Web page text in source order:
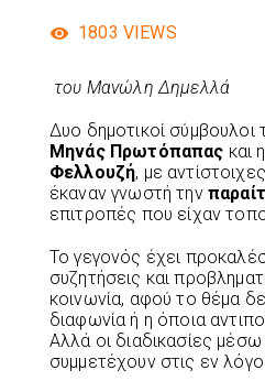
1803 VIEWS
του Μανώλη Δημελλά
Δυο δημοτικοί
Μηνάς Πρωτόπαπας και η
Φελλουζή, με
έκαναν γνωστή την
επιτροπές που είχαν
Το γεγονός έχει
συζητήσεις και
κοινωνία, αφού το θέμα
διαφωνία ή η όποια
Αλλά οι διαδικασίες
συμμετέχουν στις εν